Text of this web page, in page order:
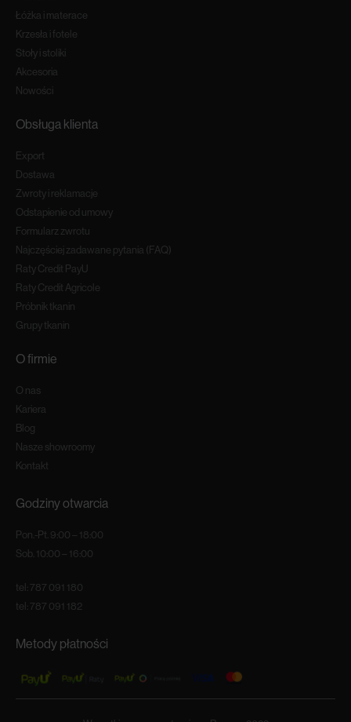
Łóżka i materace
Krzesła i fotele
Stoły i stoliki
Akcesoria
Nowości
Obsługa klienta
Export
Dostawa
Zwroty i reklamacje
Odstapienie od umowy
Formularz zwrotu
Najczęściej zadawane pytania (FAQ)
Raty Credit PayU
Raty Credit Agricole
Próbnik tkanin
Grupy tkanin
O firmie
O nas
Kariera
Blog
Nasze showroomy
Kontakt
Godziny otwarcia
Pon.-Pt. 9:00 – 18:00
Sob. 10:00 – 16:00
tel: 787 091 180
tel: 787 091 182
Metody płatności